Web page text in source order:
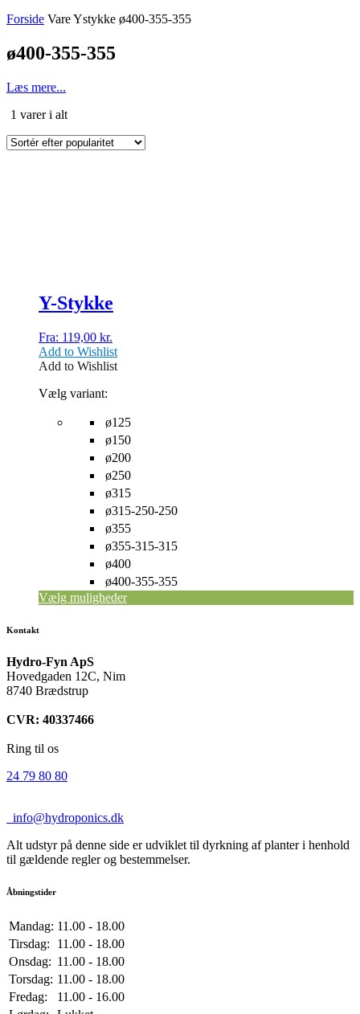
Forside Vare Ystykke ø400-355-355
ø400-355-355
Læs mere...
1 varer i altSorteret
popularitet
Y-Stykke
Fra: 119,00 kr.
ø125
ø150
ø200
ø250
ø315
ø315-250-250
ø355
ø355-315-315
ø400
ø400-355-355
Vælg variant:
Vælg muligheder
varesiden
Add to Wishlist
Add to Wishlist
Kontakt
Hydro-Fyn ApS
Hovedgaden 12C, Nim
8740 Brædstrup
CVR: 40337466
Ring til os
24 79 80 80
info@hydroponics.dk
Alt udstyr på denne side er udviklet til dyrkning af planter i henhold
til gældende regler og bestemmelser.
Åbningstider
Mandag: 11.00 - 18.00
Tirsdag:
11.00 - 18.00
Onsdag: 11.00 - 18.00
Torsdag: 11.00 - 18.00
Fredag:
11.00 - 16.00